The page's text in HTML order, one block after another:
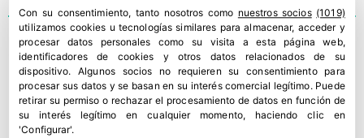
Lisa y rizada, nuevas
escarolas de Clause
Con su consentimiento, tanto nosotros como nuestros socios (1019)
utilizamos cookies u tecnologías similares para almacenar, acceder y
procesar datos personales como su visita a esta página web,
identificadores de cookies y otros datos relacionados de su
dispositivo. Algunos socios no requieren su consentimiento para
procesar sus datos y se basan en su interés comercial legítimo. Puede
retirar su permiso o rechazar el procesamiento de datos en función de
su interés legítimo en cualquier momento, haciendo clic en
'Configurar'.